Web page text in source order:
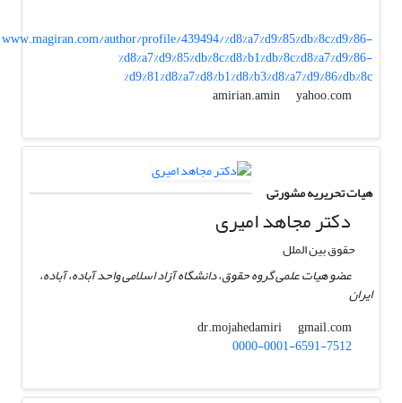
www.magiran.com/author/profile/439494/%d8%a7%d9%85%db%8c%d9%86-
%d8%a7%d9%85%db%8c%d8%b1%db%8c%d8%a7%d9%86-
%d9%81%d8%a7%d8%b1%d8%b3%d8%a7%d9%86%db%8c
amirian.amin
yahoo.com
هیات تحریریه مشورتی
دکتر مجاهد امیری
حقوق بین الملل
عضو هیات علمی گروه حقوق، دانشگاه آزاد اسلامی واحد آباده، آباده،
ایران
dr.mojahedamiri
gmail.com
0000-0001-6591-7512